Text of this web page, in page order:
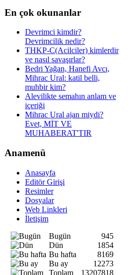
En çok okunanlar
Devrimci kimdir?
Devrimcilik nedir?
THKP-C(Acilciler) kimlerdir
ve nasıl savaşırlar?
Bedri Yağan, Hanefi Avcı,
Mihrac Ural: katil belli,
muhbir kim?
Alevilikte semahın anlam ve
içeriği
Mihrac Ural ajan miydi?
Evet, MİT VE
MUHABERAT'TIR
Anamenü
Anasayfa
Editör Girişi
Resimler
Dosyalar
Web Linkleri
İletişim
Bugün
945
Dün
1854
Bu hafta
8169
Bu ay
12273
Toplam
13207818